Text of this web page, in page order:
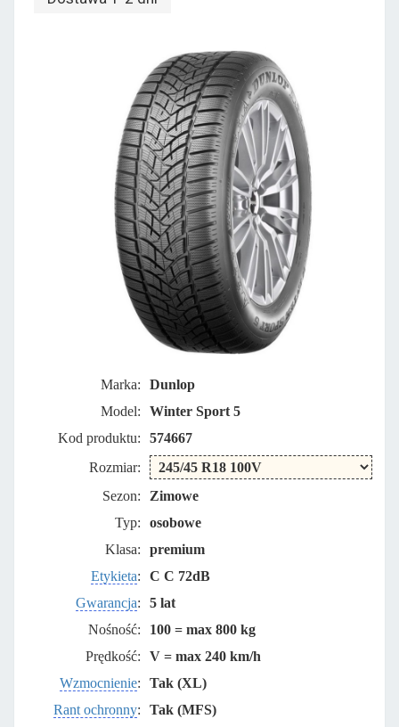
Marka:
Dunlop
Model:
Winter Sport 5
Kod produktu:
574667
Rozmiar:
Sezon:
Zimowe
Typ:
osobowe
Klasa:
premium
Etykieta:
C C 72dB
Gwarancja:
5 lat
Nośność:
100 = max 800 kg
Prędkość:
V = max 240 km/h
Wzmocnienie:
Tak (XL)
Rant ochronny:
Tak (MFS)